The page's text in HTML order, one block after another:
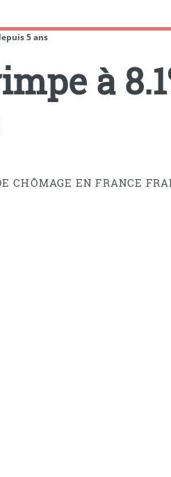
5 ans
à
CHÔMAGE EN FRANCE